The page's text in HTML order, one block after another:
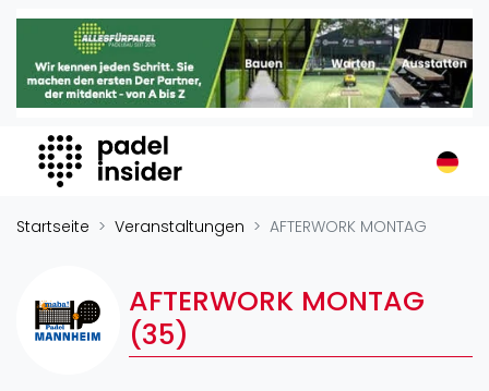
Padel Insider
Home
Organisationen
Buchungssysteme
Padel-Shops
Verschiedenes
Veranstaltungen
Startseite Veranstaltungen AFTERWORK MONTAG
AFTERWORK MONTAG
(35)